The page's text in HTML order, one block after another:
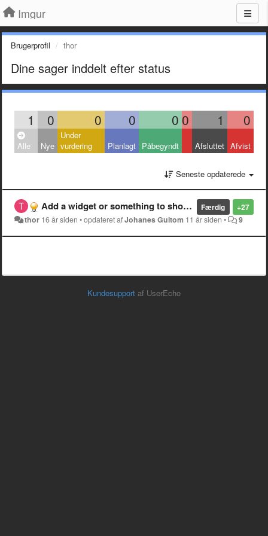
Imgur
Brugerprofil thor
Dine sager inddelt efter status
1 0 0 0 0 0 1 0
Alle Nye
Under
vurdering
Planlagt Påbegyndt Afsluttet Afvist
Seneste opdaterede
+27
Færdig
Add a widget or something to show your album at another site
thor 16 år siden •opdateret afJohanes Gultom 11 år siden • 9
Kundesupport af UserEcho